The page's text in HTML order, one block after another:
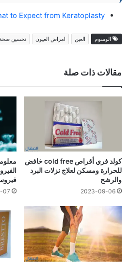
to Expect from Keratoplasty
الوسوم العين امراض العيون تحسين صحة
مقالات ذات صلة
كولد فري أقراص cold free خافض
للحرارة ومسكن لعلاج نزلات البرد
والرشح
2023-09-06
07